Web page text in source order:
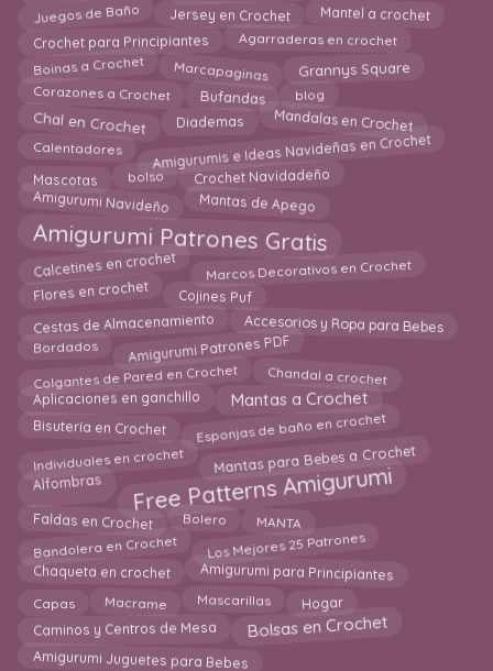
Juegos de Baño Jersey en Crochet Mantel a crochet
Crochet para Principiantes Agarraderas en crochet
Boinas a Crochet Marcapaginas Grannys Square
Corazones a Crochet Bufandas blog
Chal en Crochet Diademas Mandalas en Crochet
Calentadores Amigurumis e Ideas Navideñas en Crochet
Mascotas bolso Crochet Navidadeño
Amigurumi Navideño Mantas de Apego
Amigurumi Patrones Gratis
Calcetines en crochet Marcos Decorativos en Crochet
Flores en crochet Cojines Puf
Cestas de Almacenamiento Accesorios y Ropa para Bebes
Bordados Amigurumi Patrones PDF
Colgantes de Pared en Crochet Chandal a crochet
Aplicaciones en ganchillo Mantas a Crochet
Bisutería en Crochet Esponjas de baño en crochet
Individuales en crochet Mantas para Bebes a Crochet
Alfombras Free Patterns Amigurumi
Faldas en Crochet Bolero MANTA
Bandolera en Crochet Los Mejores 25 Patrones
Chaqueta en crochet Amigurumi para Principiantes
Capas Macrame Mascarillas Hogar
Caminos y Centros de Mesa Bolsas en Crochet
Amigurumi Juguetes para Bebes